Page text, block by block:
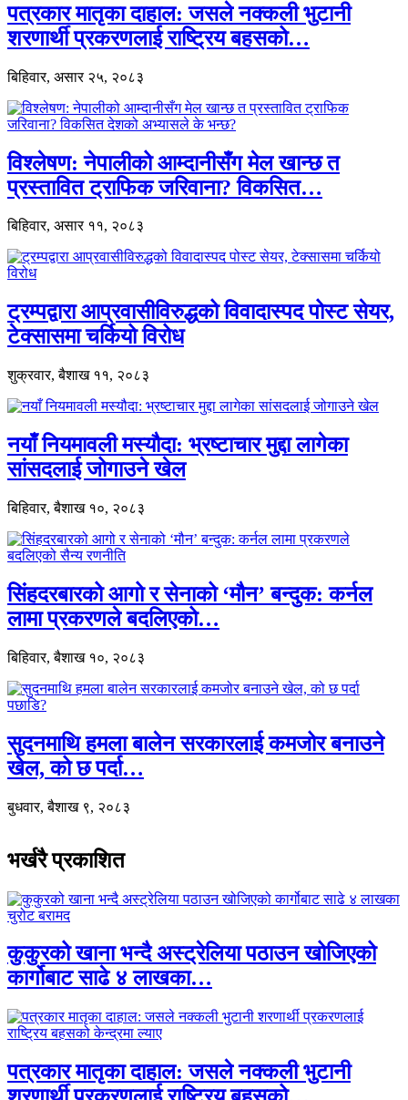
पत्रकार मातृका दाहाल: जसले नक्कली भुटानी
शरणार्थी प्रकरणलाई राष्ट्रिय बहसको…
बिहिवार, असार २५, २०८३
विश्लेषण: नेपालीको आम्दानीसँग मेल खान्छ त
प्रस्तावित ट्राफिक जरिवाना? विकसित…
बिहिवार, असार ११, २०८३
ट्रम्पद्वारा आप्रवासीविरुद्धको विवादास्पद पोस्ट सेयर,
टेक्सासमा चर्कियो विरोध
शुक्रवार, बैशाख ११, २०८३
नयाँ नियमावली मस्यौदा: भ्रष्टाचार मुद्दा लागेका
सांसदलाई जोगाउने खेल
बिहिवार, बैशाख १०, २०८३
सिंहदरबारको आगो र सेनाको ‘मौन’ बन्दुक: कर्नल
लामा प्रकरणले बदलिएको…
बिहिवार, बैशाख १०, २०८३
सुदनमाथि हमला बालेन सरकारलाई कमजोर बनाउने
खेल, को छ पर्दा…
बुधवार, बैशाख ९, २०८३
भर्खरै प्रकाशित
कुकुरको खाना भन्दै अस्ट्रेलिया पठाउन खोजिएको
कार्गोबाट साढे ४ लाखका…
पत्रकार मातृका दाहाल: जसले नक्कली भुटानी